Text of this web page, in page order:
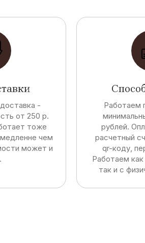
-
от 250 р.
тоже
чем
может и
Работаем
рублей.
расчетный
qr-коду,
Работаем как
так и с